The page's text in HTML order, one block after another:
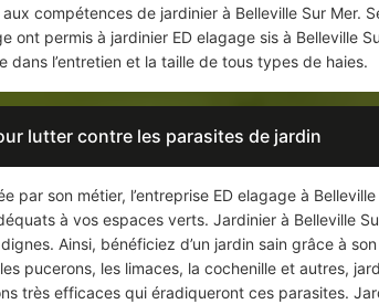
compétences de jardinier à Belleville Sur Mer.
ont permis à jardinier ED elagage sis à Belleville
l’entretien et la taille de tous types de haies.
lutter contre les parasites de jardin
par son métier, l’entreprise ED elagage à
à vos espaces verts. Jardinier à Belleville
Ainsi, bénéficiez d’un jardin sain grâce à
pucerons, les limaces, la cochenille et autres,
très efficaces qui éradiqueront ces parasites.